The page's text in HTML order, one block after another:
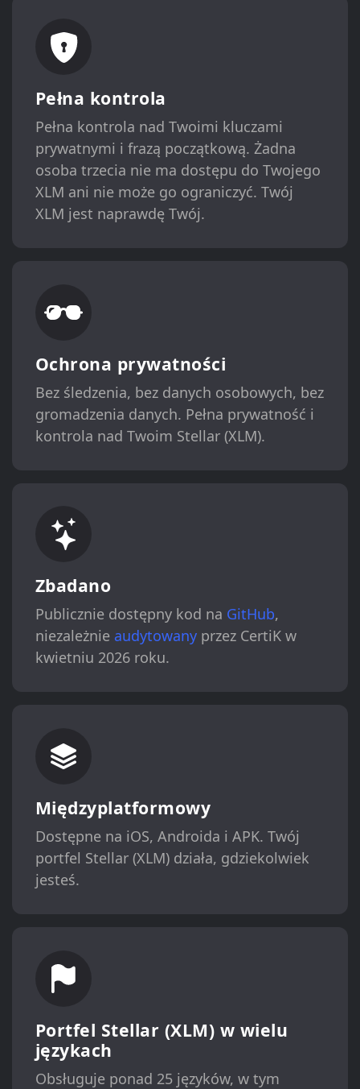
Pełna kontrola
Pełna kontrola nad Twoimi kluczami
prywatnymi i frazą początkową. Żadna
osoba trzecia nie ma dostępu do Twojego
XLM ani nie może go ograniczyć. Twój
XLM jest naprawdę Twój.
Ochrona prywatności
Bez śledzenia, bez danych osobowych, bez
gromadzenia danych. Pełna prywatność i
kontrola nad Twoim Stellar (XLM).
Zbadano
Publicznie dostępny kod na GitHub,
niezależnie audytowanyprzez CertiK w
kwietniu 2026 roku.
Międzyplatformowy
Dostępne na iOS, Androida i APK. Twój
portfel Stellar (XLM) działa, gdziekolwiek
jesteś.
Portfel Stellar (XLM) w wielu
językach
Obsługuje ponad 25 języków, w tym